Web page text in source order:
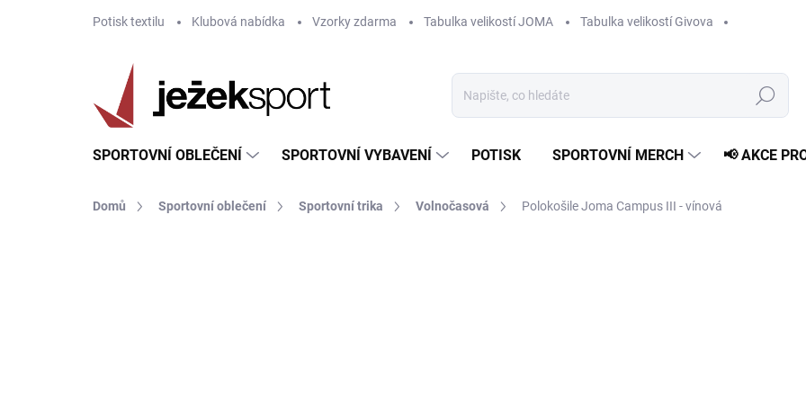
Potisk textilu Klubová nabídka Vzorky zdarma Tabulka velikostí JOMA Tabulka velikostí Givova
Hledat
SPORTOVNÍ OBLEČENÍ SPORTOVNÍ VYBAVENÍ POTISK SPORTOVNÍ MERCH 📢 AKCE
Domů Sportovní oblečení Sportovní trika Volnočasová Polokošile Joma Campus III - vínová